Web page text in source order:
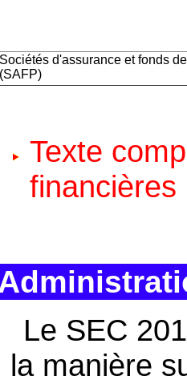
Sociétés d'assurance et fonds
(SAFP)
Texte
financières
Le SEC
la manière